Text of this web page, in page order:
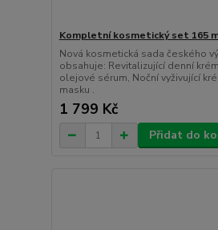
Kompletní kosmetický set 165
Nová kosmetická sada českého
obsahuje: Revitalizující denní
olejové sérum, Noční vyživující
masku .
1 799 Kč
Přidat do